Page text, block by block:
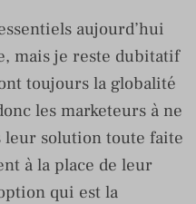
aujourd’hui
mais je reste dubitatif
toujours la globalité
les marketeurs à ne
leur solution toute faite
à la place de leur
qui est la